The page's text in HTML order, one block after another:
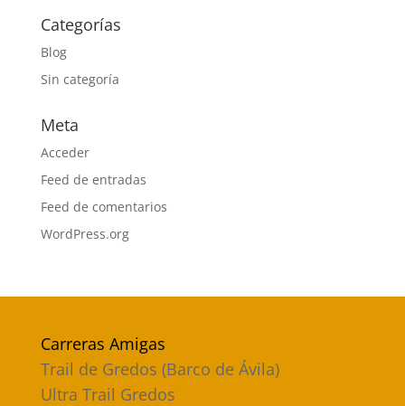
Categorías
Blog
Sin categoría
Meta
Acceder
Feed de entradas
Feed de comentarios
WordPress.org
Carreras Amigas
Trail de Gredos (Barco de Ávila)
Ultra Trail Gredos